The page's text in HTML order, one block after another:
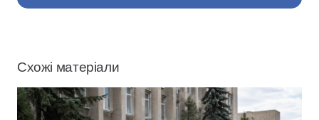
Схожі матеріали